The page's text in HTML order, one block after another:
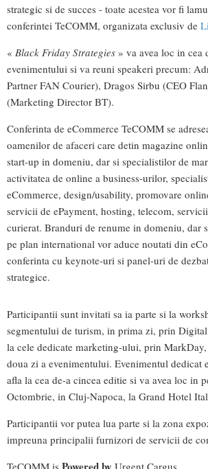
strategic si de succes - toate acestea vor fi
conferintei TeCOMM, organizata exclusiv de
« Black Friday Strategies » va avea loc in cea
evenimentului si va reuni speakeri precum:
Partner FAN Courier), Dragos Sirbu (CEO
(Marketing Director BT).
Conferinta de eCommerce TeCOMM se
oamenilor de afaceri care detin magazine
start-up in domeniu, dar si specialistilor de
activitatea de online a business-urilor,
eCommerce, design/usability, promovare
servicii de ePayment, hosting, telecom,
curierat. Branduri de renume in domeniu, dar
pe plan international vor aduce noutati din
conferinta cu keynote-uri si panel-uri de
strategice.
Participantii sunt invitati sa ia parte si la
segmentului de turism, in prima zi, prin
la cele dedicate marketing-ului, prin
doua zi a evenimentului. Evenimentul dedicat
afla la cea de-a cincea editie si va avea loc in
Octombrie, in Cluj-Napoca, la Grand Hotel
Participantii vor putea lua parte si la zona
impreuna principalii furnizori de servicii de